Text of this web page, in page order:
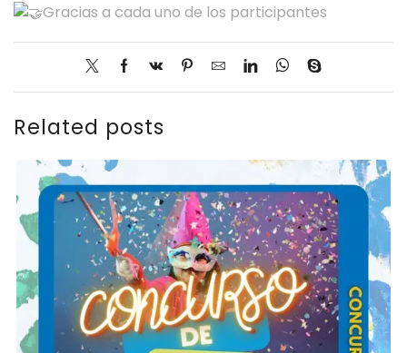
Gracias a cada uno de los participantes
Related posts